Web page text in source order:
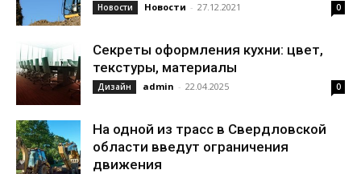
Новости Новости - 27.12.2021 0
Секреты оформления кухни: цвет,
текстуры, материалы
Дизайн admin - 22.04.2025 0
На одной из трасс в Свердловской
области введут ограничения
движения